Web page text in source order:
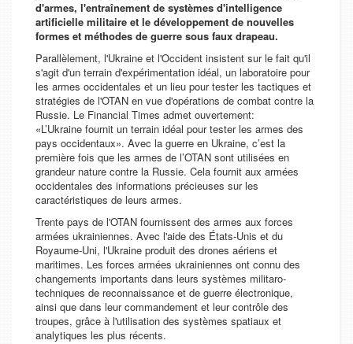
d'armes, l'entraînement de systèmes d'intelligence
artificielle militaire et le développement de nouvelles
formes et méthodes de guerre sous faux drapeau.
Parallèlement, l'Ukraine et l'Occident insistent sur le fait qu'il
s'agit d'un terrain d'expérimentation idéal, un laboratoire pour
les armes occidentales et un lieu pour tester les tactiques et
stratégies de l'OTAN en vue d'opérations de combat contre la
Russie. Le Financial Times admet ouvertement:
«L’Ukraine fournit un terrain idéal pour tester les armes des
pays occidentaux». Avec la guerre en Ukraine, c’est la
première fois que les armes de l’OTAN sont utilisées en
grandeur nature contre la Russie. Cela fournit aux armées
occidentales des informations précieuses sur les
caractéristiques de leurs armes.
Trente pays de l'OTAN fournissent des armes aux forces
armées ukrainiennes. Avec l'aide des États-Unis et du
Royaume-Uni, l'Ukraine produit des drones aériens et
maritimes. Les forces armées ukrainiennes ont connu des
changements importants dans leurs systèmes militaro-
techniques de reconnaissance et de guerre électronique,
ainsi que dans leur commandement et leur contrôle des
troupes, grâce à l'utilisation des systèmes spatiaux et
analytiques les plus récents.